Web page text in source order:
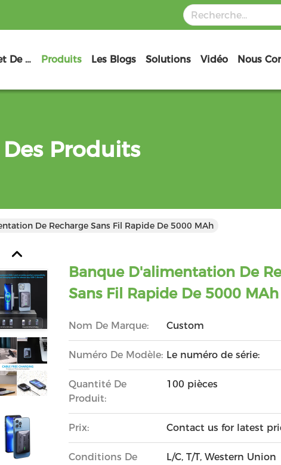
Au Sujet De Nous Produits Les Blogs Solutions Vidéo
Produits
De Recharge Sans Fil Rapide De 5000 MAh
Banque D'alimentation De
Sans Fil Rapide De 5000 MAh
Nom De Marque: Custom
Numéro De Modèle: Le numéro de série:
Quantité De
Produit:
100 pièces
Prix: Contact us for latest
Conditions De
L/C, T/T, Western Union